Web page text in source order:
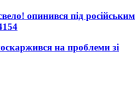
опинився під російським
на проблеми зі